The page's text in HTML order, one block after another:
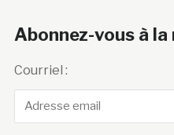
Abonnez-vous à
Courriel :